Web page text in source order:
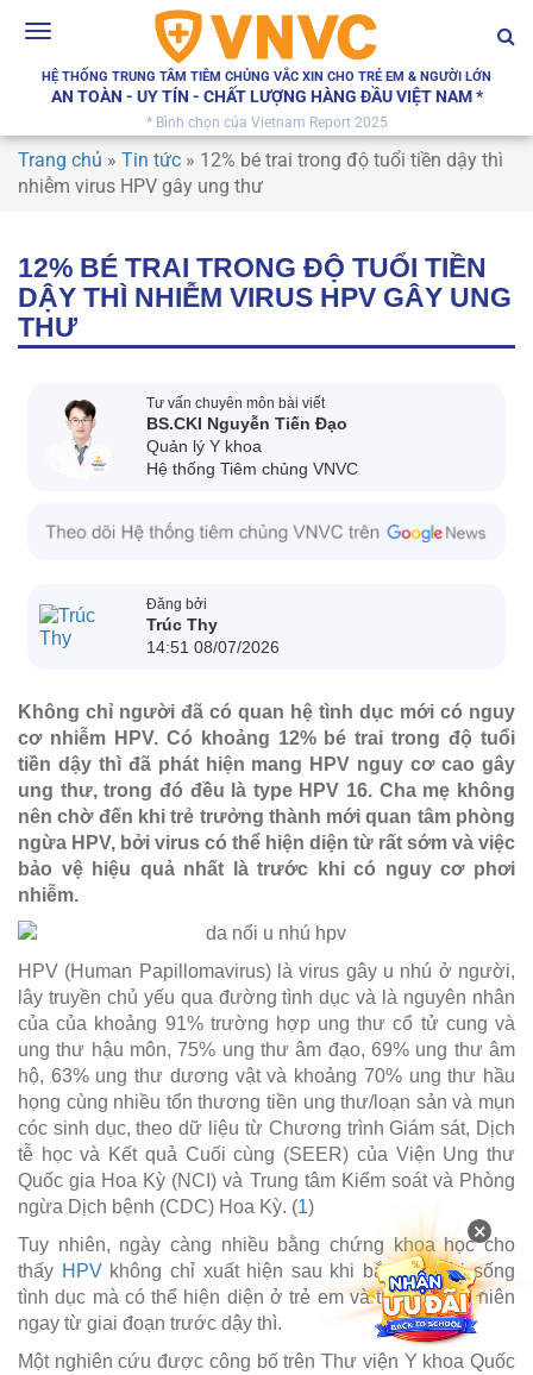
Toggle
HỆ THỐNG TRUNG TÂM TIÊM CHỦNG VẮC XIN CHO TRẺ EM & NGƯỜI LỚN
AN TOÀN - UY TÍN - CHẤT LƯỢNG HÀNG ĐẦU VIỆT NAM *
* Bình chọn của Vietnam Report 2025
Trang chủ » Tin tức » 12% bé trai trong độ tuổi tiền dậy thì
nhiễm virus HPV gây ung thư
12% BÉ TRAI TRONG ĐỘ TUỔI TIỀN
DẬY THÌ NHIỄM VIRUS HPV GÂY UNG
THƯ
Tư vấn chuyên môn bài viết
BS.CKI Nguyễn Tiến Đạo
Quản lý Y khoa
Hệ thống Tiêm chủng VNVC
Đăng bởi
Trúc Thy
14:51 08/07/2026
Không chỉ người đã có quan hệ tình dục mới có nguy
cơ nhiễm HPV. Có khoảng 12% bé trai trong độ tuổi
tiền dậy thì đã phát hiện mang HPV nguy cơ cao gây
ung thư, trong đó đều là type HPV 16. Cha mẹ không
nên chờ đến khi trẻ trưởng thành mới quan tâm phòng
ngừa HPV, bởi virus có thể hiện diện từ rất sớm và việc
bảo vệ hiệu quả nhất là trước khi có nguy cơ phơi
nhiễm.
HPV (Human Papillomavirus) là virus gây u nhú ở người,
lây truyền chủ yếu qua đường tình dục và là nguyên nhân
của của khoảng 91% trường hợp ung thư cổ tử cung và
ung thư hậu môn, 75% ung thư âm đạo, 69% ung thư âm
hộ, 63% ung thư dương vật và khoảng 70% ung thư hầu
họng cùng nhiều tổn thương tiền ung thư/loạn sản và mụn
cóc sinh dục, theo dữ liệu từ Chương trình Giám sát, Dịch
tễ học và Kết quả Cuối cùng (SEER) của Viện Ung thư
Quốc gia Hoa Kỳ (NCI) và Trung tâm Kiểm soát và Phòng
ngừa Dịch bệnh (CDC) Hoa Kỳ. (1)
Tuy nhiên, ngày càng nhiều bằng chứng khoa học cho
thấy HPVkhông chỉ xuất hiện sau khi bắt đầu đời sống
tình dục mà có thể hiện diện ở trẻ em và trẻ vị thành niên
ngay từ giai đoạn trước dậy thì.
Một nghiên cứu được công bố trên Thư viện Y khoa Quốc
×